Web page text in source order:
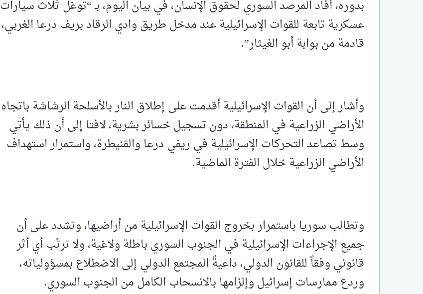
بدوره، أفاد المرصد السوري لحقوق الإنسان، في بيان اليوم، بـ “توغل ثلاث سيارات
عسكرية تابعة للقوات الإسرائيلية عند مدخل طريق وادي الرقاد بريف درعا الغربي،
قادمة من بوابة أبو الغيثار”.
وأشار إلى أن القوات الإسرائيلية أقدمت على إطلاق النار بالأسلحة الرشاشة باتجاه
الأراضي الزراعية في المنطقة، دون تسجيل خسائر بشرية، لافتا إلى أن ذلك يأتي
وسط تصاعد التحركات الإسرائيلية في ريفي درعا والقنيطرة، واستمرار استهداف
الأراضي الزراعية خلال الفترة الماضية.
وتطالب سوريا باستمرار ‏بخروج القوات الإسرائيلية من أراضيها، ‏وتشدد على أن
جميع ‌‏الإجراءات ‏الإسرائيلية في الجنوب ‏السوري ‏باطلة ولاغية، ولا ترتّب أي أثر
قانوني وفقاً ‌‏‌‏للقانون الدولي، داعيةً ‏المجتمع الدولي إلى الاضطلاع بمسؤولياته،
‏وردع ‏ممارسات إسرائيل وإلزامها بالانسحاب الكامل من الجنوب السوري‌‏.